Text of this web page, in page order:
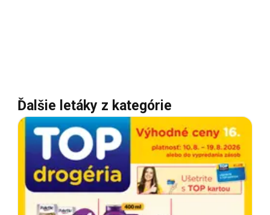
Ďalšie letáky z kategórie